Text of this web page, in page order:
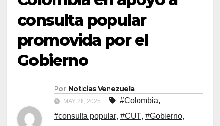
consulta popular
promovida por el
Gobierno
Por Noticias Venezuela
MAY 28, 2025 #Colombia,
#consulta popular, #CUT, #Gobierno,